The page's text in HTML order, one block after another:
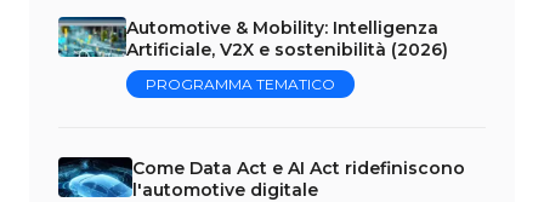
Automotive & Mobility: Intelligenza
Artificiale, V2X e sostenibilità (2026)
PROGRAMMA TEMATICO
Come Data Act e AI Act ridefiniscono
l'automotive digitale